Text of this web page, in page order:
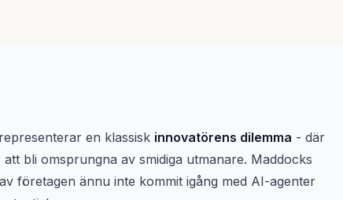
en klassisk innovatörens dilemma - där
bli omsprungna av smidiga utmanare. Maddocks
företagen ännu inte kommit igång med AI-agenter